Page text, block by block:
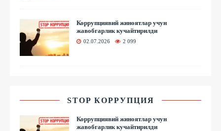
Коррупциявий жиноятлар учун
жавобгарлик кучайтирилди
02.07.2026 2 099
STOP КОРРУПЦИЯ
Коррупциявий жиноятлар учун
жавобгарлик кучайтирилди